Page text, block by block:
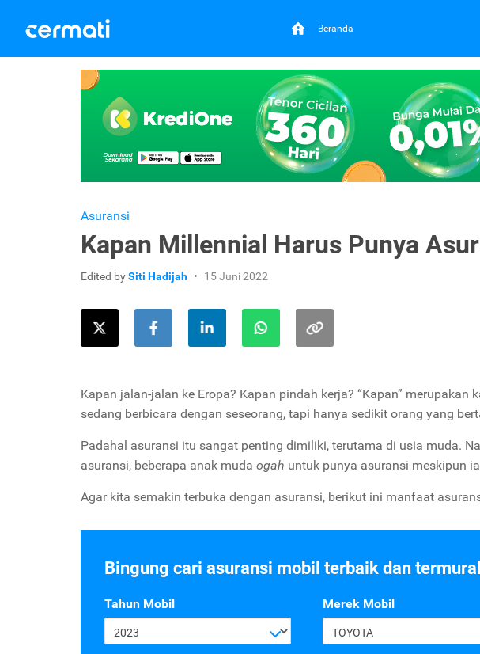
Beranda
Asuransi
Kapan Millennial Harus Punya
Edited bySiti Hadijah 15 Juni 2022
Kapan jalan-jalan ke Eropa? Kapan pindah kerja? “Kapan”
sedang berbicara dengan seseorang, tapi hanya sedikit orang yang
Padahal asuransi itu sangat penting dimiliki, terutama di usia muda.
asuransi, beberapa anak muda ogah untuk punya asuransi meskipun
Agar kita semakin terbuka dengan asuransi, berikut ini manfaat
Bingung cari asuransi mobil terbaik dan
Tahun Mobil
2023
Merek Mobil
TOYOTA